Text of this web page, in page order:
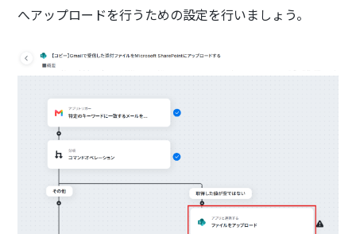
へアップロードを行うための設定を行いましょう。